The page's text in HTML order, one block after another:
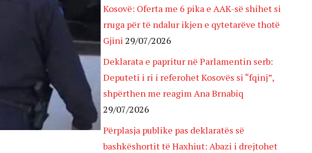
Kosovë: Oferta me 6 pika e AAK-së shihet si
rruga për të ndalur ikjen e qytetarëve thotë
Gjini 29/07/2026
Deklarata e papritur në Parlamentin serb:
Deputeti i ri i referohet Kosovës si “fqinj”,
shpërthen me reagim Ana Brnabiq
29/07/2026
Përplasja publike pas deklaratës së
bashkëshortit të Haxhiut: Abazi i drejtohet